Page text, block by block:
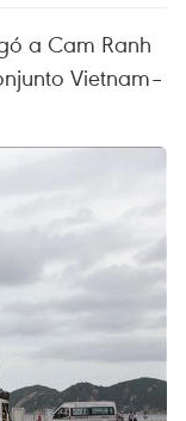
a Cam Ranh
Vietnam–